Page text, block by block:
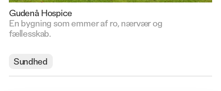
Gudenå Hospice
En bygning som emmer af ro, nærvær og
fællesskab.
Sundhed